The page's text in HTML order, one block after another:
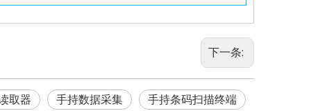
下一条:
取器 手持数据采集 手持条码扫描终端